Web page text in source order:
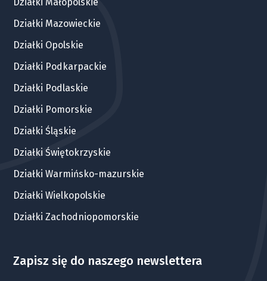
Działki Mazowieckie
Działki Opolskie
Działki Podkarpackie
Działki Podlaskie
Działki Pomorskie
Działki Śląskie
Działki Świętokrzyskie
Działki Warmińsko-mazurskie
Działki Wielkopolskie
Działki Zachodniopomorskie
Zapisz się do naszego newslettera